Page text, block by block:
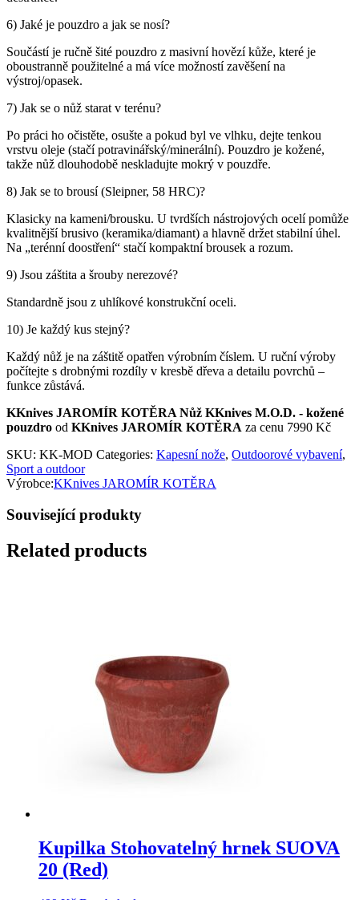
6) Jaké je pouzdro a jak se nosí?
Součástí je ručně šité pouzdro z masivní hovězí kůže, které je
oboustranně použitelné a má více možností zavěšení na
výstroj/opasek.
7) Jak se o nůž starat v terénu?
Po práci ho očistěte, osušte a pokud byl ve vlhku, dejte tenkou
vrstvu oleje (stačí potravinářský/minerální). Pouzdro je kožené,
takže nůž dlouhodobě neskladujte mokrý v pouzdře.
8) Jak se to brousí (Sleipner, 58 HRC)?
Klasicky na kameni/brousku. U tvrdších nástrojových ocelí pomůže
kvalitnější brusivo (keramika/diamant) a hlavně držet stabilní úhel.
Na „terénní doostření“ stačí kompaktní brousek a rozum.
9) Jsou záštita a šrouby nerezové?
Standardně jsou z uhlíkové konstrukční oceli.
10) Je každý kus stejný?
Každý nůž je na záštitě opatřen výrobním číslem. U ruční výroby
počítejte s drobnými rozdíly v kresbě dřeva a detailu povrchů –
funkce zůstává.
KKnives JAROMÍR KOTĚRA Nůž KKnives M.O.D. - kožené
pouzdro od KKnives JAROMÍR KOTĚRA za cenu 7990 Kč
SKU: KK-MOD Categories: Kapesní nože, Outdoorové vybavení,
Sport a outdoor
Výrobce:KKnives JAROMÍR KOTĚRA
Související produkty
Related products
Kupilka Stohovatelný hrnek SUOVA
20 (Red)